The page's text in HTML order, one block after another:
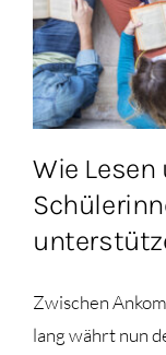
Wie
Zwischen
lang währt nun